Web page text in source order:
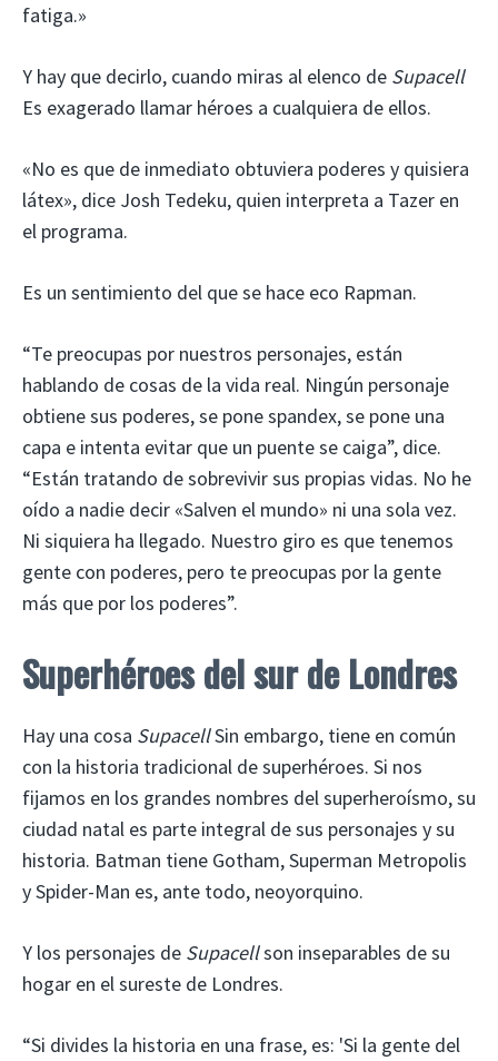
fatiga.»
Y hay que decirlo, cuando miras al elenco de Supacell
Es exagerado llamar héroes a cualquiera de ellos.
«No es que de inmediato obtuviera poderes y quisiera
látex», dice Josh Tedeku, quien interpreta a Tazer en
el programa.
Es un sentimiento del que se hace eco Rapman.
“Te preocupas por nuestros personajes, están
hablando de cosas de la vida real. Ningún personaje
obtiene sus poderes, se pone spandex, se pone una
capa e intenta evitar que un puente se caiga”, dice.
“Están tratando de sobrevivir sus propias vidas. No he
oído a nadie decir «Salven el mundo» ni una sola vez.
Ni siquiera ha llegado. Nuestro giro es que tenemos
gente con poderes, pero te preocupas por la gente
más que por los poderes”.
Superhéroes del sur de Londres
Hay una cosa SupacellSin embargo, tiene en común
con la historia tradicional de superhéroes. Si nos
fijamos en los grandes nombres del superheroísmo, su
ciudad natal es parte integral de sus personajes y su
historia. Batman tiene Gotham, Superman Metropolis
y Spider-Man es, ante todo, neoyorquino.
Y los personajes de Supacellson inseparables de su
hogar en el sureste de Londres.
“Si divides la historia en una frase, es: 'Si la gente del